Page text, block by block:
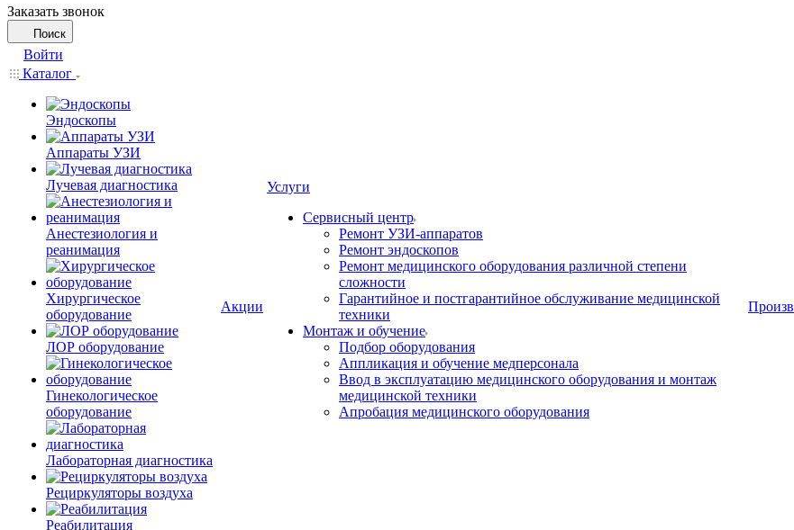
Заказать звонок
Поиск
Войти
Каталог
Эндоскопы
Аппараты УЗИ
Лучевая диагностика
Анестезиология и
реанимация
Хирургическое
оборудование
ЛОР оборудование
Гинекологическое
оборудование
Лабораторная диагностика
Рециркуляторы воздуха
Реабилитация
Акции
Услуги
Сервисный центр
Ремонт УЗИ-аппаратов
Ремонт эндоскопов
Ремонт медицинского оборудования различной степени
сложности
Гарантийное и постгарантийное обслуживание медицинской
техники
Монтаж и обучение
Подбор оборудования
Аппликация и обучение медперсонала
Ввод в эксплуатацию медицинского оборудования и монтаж
медицинской техники
Апробация медицинского оборудования